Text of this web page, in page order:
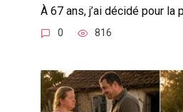
À 67 ans, j’ai décidé pour
0 816